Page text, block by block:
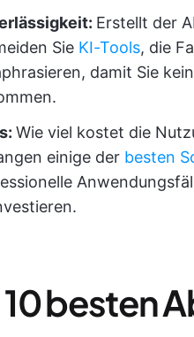
Erstellt der
Sie KI-Tools, die
damit Sie
Wie viel kostet die
einige der besten
10 besten